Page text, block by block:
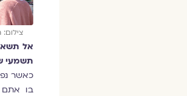
צילום: Jane Duursma
אל
תשמעי
כאשר
בו אתם